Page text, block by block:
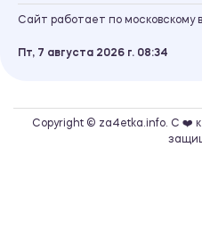
Сайт работает по московскому
Пт, 7 августа 2026 г. 08 34
Copyright © za4etka.info. С ❤️ к